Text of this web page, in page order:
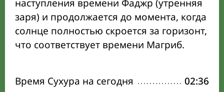
наступления времени Фаджр (утренняя
заря) и продолжается до момента, когда
солнце полностью скроется за горизонт,
что соответствует времени Магриб.
Время Сухура на сегодня 02:36